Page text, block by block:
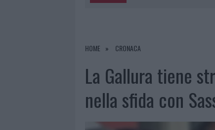
8 AGOSTO 2026
|
HOME CRONACA
La Gallura tiene
nella sfida con